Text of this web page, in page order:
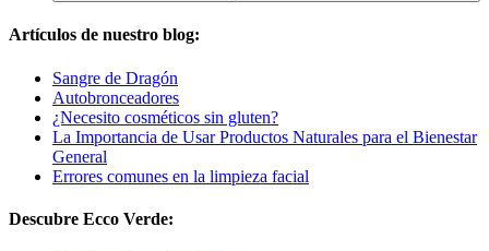
Artículos de nuestro blog:
Sangre de Dragón
Autobronceadores
¿Necesito cosméticos sin gluten?
La Importancia de Usar Productos Naturales para el Bienestar
General
Errores comunes en la limpieza facial
Descubre Ecco Verde: